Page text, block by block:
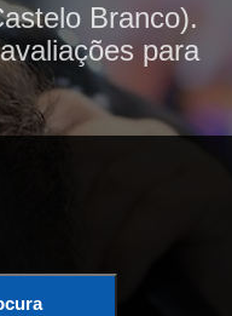
Branco).
para